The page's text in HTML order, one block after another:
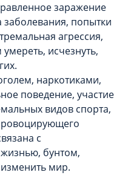
заражение
попытки
агрессия,
исчезнуть,
наркотиками,
поведение, участие
видов спорта,
с
бунтом,
мир.